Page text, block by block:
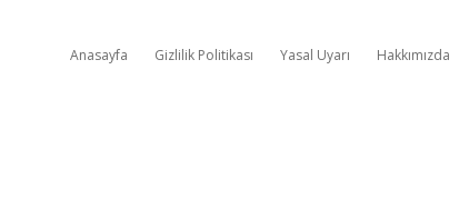
Anasayfa Gizlilik Politikası Yasal Uyarı Hakkımızda